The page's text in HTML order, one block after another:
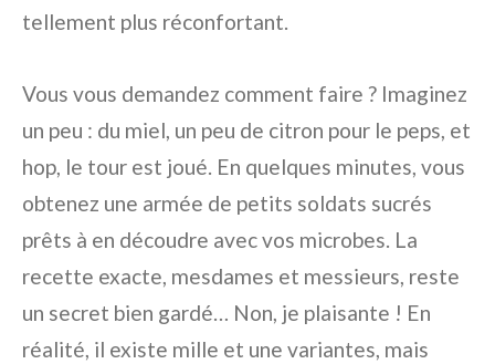
tellement plus réconfortant.
Vous vous demandez comment faire ? Imaginez
un peu : du miel, un peu de citron pour le peps, et
hop, le tour est joué. En quelques minutes, vous
obtenez une armée de petits soldats sucrés
prêts à en découdre avec vos microbes. La
recette exacte, mesdames et messieurs, reste
un secret bien gardé… Non, je plaisante ! En
réalité, il existe mille et une variantes, mais